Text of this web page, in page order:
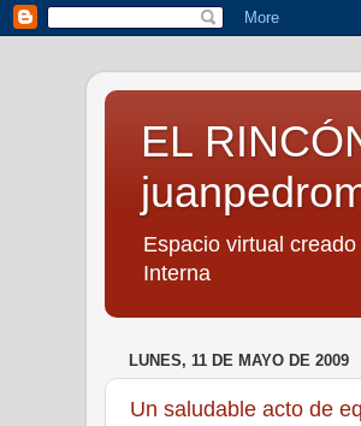
EL
Espacio virtual
Interna
LUNES, 11 DE MAYO DE 2009
Un saludable acto de